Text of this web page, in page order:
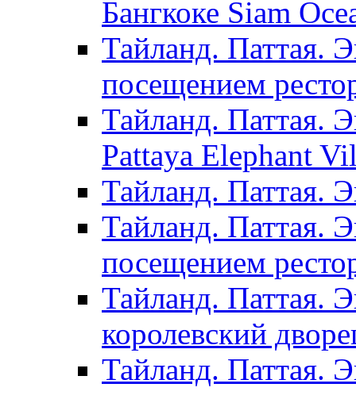
Бангкоке Siam
Тайланд. Паттая.
посещением
Тайланд. Паттая.
Pattaya Elephant
Тайланд. Паттая.
Тайланд. Паттая.
посещением
Тайланд. Паттая.
королевский
Тайланд. Паттая.